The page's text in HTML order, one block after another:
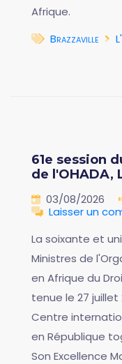
Afrique.
Brazzaville
61e session
de l'OHADA,
03/08/2026
Laisser un
La soixante et
Ministres de
en Afrique du
tenue le 27 juillet
Centre
en République
Son Excellence